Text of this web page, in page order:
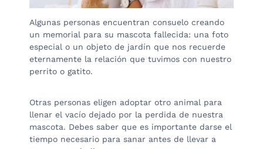
Algunas personas encuentran consuelo creando
un memorial para su mascota fallecida: una foto
especial o un objeto de jardín que nos recuerde
eternamente la relación que tuvimos con nuestro
perrito o gatito.
Otras personas eligen adoptar otro animal para
llenar el vacío dejado por la perdida de nuestra
mascota. Debes saber que es importante darse el
tiempo necesario para sanar antes de llevar a